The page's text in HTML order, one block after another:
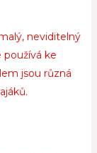
neviditelný
ke
jsou různá